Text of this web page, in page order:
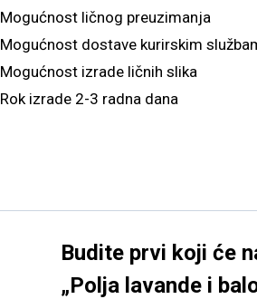
Mogućnost ličnog preuzimanja
Mogućnost dostave kurirskim
Mogućnost izrade ličnih slika
Rok izrade 2-3 radna dana
Budite prvi koji će
„Polja lavande i